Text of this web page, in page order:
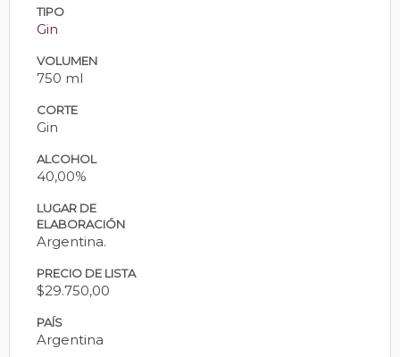
TIPO
Gin
VOLUMEN
750 ml
CORTE
Gin
ALCOHOL
40,00%
LUGAR DE
ELABORACIÓN
Argentina.
PRECIO DE LISTA
$29.750,00
PAÍS
Argentina